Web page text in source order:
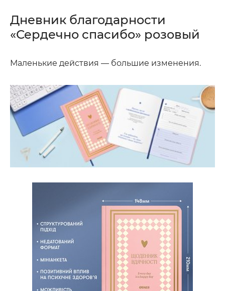
Дневник благодарности
«Сердечно спасибо» розовый
Маленькие действия — большие изменения.